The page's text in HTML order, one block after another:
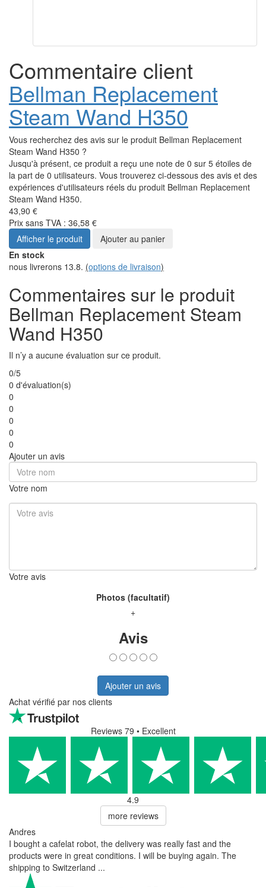
Commentaire client
Bellman Replacement
Steam Wand H350
Vous recherchez des avis sur le produit Bellman Replacement
Steam Wand H350 ?
Jusqu'à présent, ce produit a reçu une note de 0 sur 5 étoiles de
la part de 0 utilisateurs. Vous trouverez ci-dessous des avis et des
expériences d'utilisateurs réels du produit Bellman Replacement
Steam Wand H350.
43,90 €
Prix sans TVA : 36,58 €
Afficher le produit
Ajouter au panier
En stock
nous livrerons 13.8. (options de livraison)
Commentaires sur le produit
Bellman Replacement Steam
Wand H350
Il n’y a aucune évaluation sur ce produit.
0/5
0 d'évaluation(s)
0
0
0
0
0
Ajouter un avis
Votre nom
Votre avis
Photos (facultatif)
+
Avis
Ajouter un avis
Achat vérifié par nos clients
Reviews 79 • Excellent
4.9
more reviews
Andres
I bought a cafelat robot, the delivery was really fast and the
products were in great conditions. I will be buying again. The
shipping to Switzerland ...